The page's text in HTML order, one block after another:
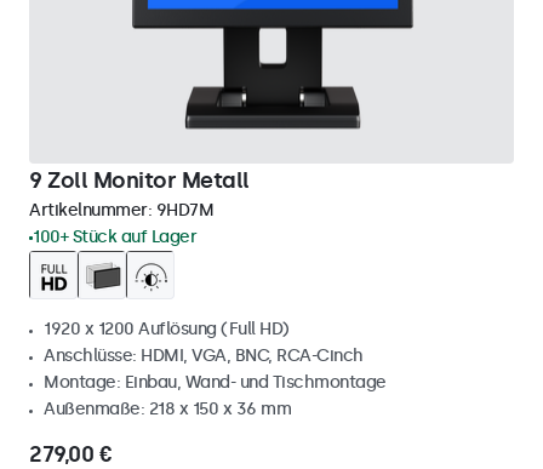
9 Zoll Monitor Metall
Artikelnummer: 9HD7M
100+ Stück auf Lager
1920 x 1200 Auflösung (Full HD)
Anschlüsse: HDMI, VGA, BNC, RCA-Cinch
Montage: Einbau, Wand- und Tischmontage
Außenmaße: 218 x 150 x 36 mm
279,00 €